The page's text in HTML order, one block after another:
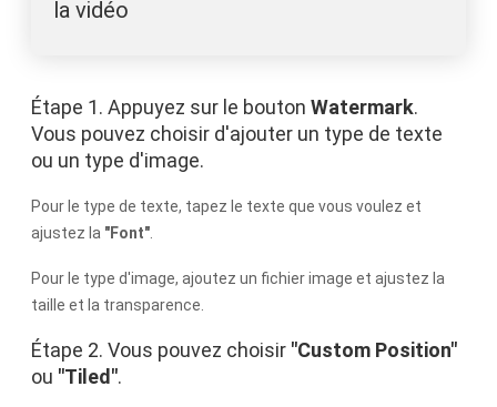
la vidéo
Étape 1. Appuyez sur le bouton Watermark.
Vous pouvez choisir d'ajouter un type de texte
ou un type d'image.
Pour le type de texte, tapez le texte que vous voulez et
ajustez la "Font"
Pour le type d'image, ajoutez un fichier image et ajustez la
taille et la transparence.
Étape 2. Vous pouvez choisir "Custom Position"
ou "Tiled".